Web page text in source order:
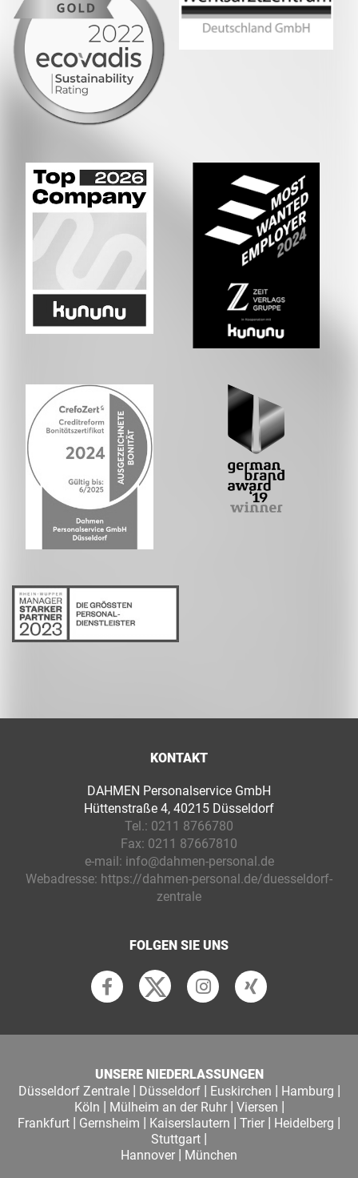
KONTAKT
DAHMEN Personalservice GmbH
Hüttenstraße 4, 40215 Düsseldorf
Tel.: 0211 8766780
Fax: 0211 87667810
e-mail: info@dahmen-personal.de
Webadresse: https://dahmen-personal.de/duesseldorf-
zentrale
FOLGEN SIE UNS
UNSERE NIEDERLASSUNGEN
Düsseldorf Zentrale| Düsseldorf| Euskirchen | Hamburg |
Köln | Mülheim an der Ruhr| Viersen |
Frankfurt | Gernsheim | Kaiserslautern | Trier | Heidelberg |
Stuttgart |
Hannover | München